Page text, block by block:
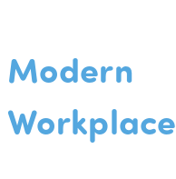
Modern
Workplace